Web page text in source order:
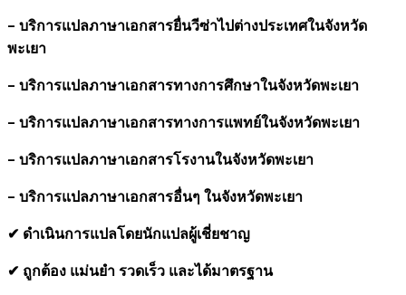
- บริการแปลภาษาเอกสารยื่นวีซ่าไปต่างประเทศในจังหวัด
พะเยา
- บริการแปลภาษาเอกสารทางการศึกษาในจังหวัดพะเยา
- บริการแปลภาษาเอกสารทางการแพทย์ในจังหวัดพะเยา
- บริการแปลภาษาเอกสารโรงานในจังหวัดพะเยา
- บริการแปลภาษาเอกสารอื่นๆ ในจังหวัดพะเยา
✔ ดำเนินการแปลโดยนักแปลผู้เชี่ยชาญ
✔ ถูกต้อง แม่นยำ รวดเร็ว และได้มาตรฐาน